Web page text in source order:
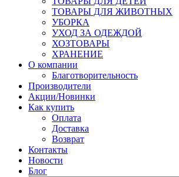
ТОВАРЫ ДЛЯ ЖИВОТНЫХ
УБОРКА
УХОД ЗА ОДЕЖДОЙ
ХОЗТОВАРЫ
ХРАНЕНИЕ
О компании
Благотворительность
Производители
Акции/Новинки
Как купить
Оплата
Доставка
Возврат
Контакты
Новости
Блог